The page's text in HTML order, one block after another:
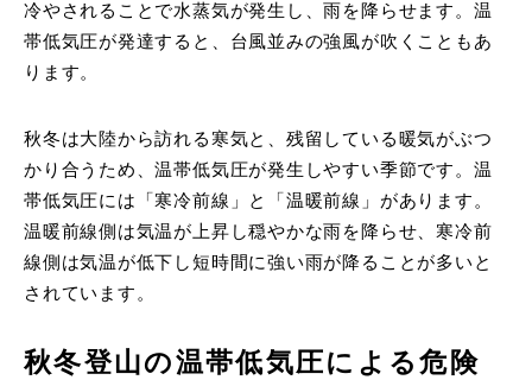
冷やされることで水蒸気が発生し、雨を降らせます。温
帯低気圧が発達すると、台風並みの強風が吹くこともあ
ります。
秋冬は大陸から訪れる寒気と、残留している暖気がぶつ
かり合うため、温帯低気圧が発生しやすい季節です。温
帯低気圧には「寒冷前線」と「温暖前線」があります。
温暖前線側は気温が上昇し穏やかな雨を降らせ、寒冷前
線側は気温が低下し短時間に強い雨が降ることが多いと
されています。
秋冬登山の温帯低気圧による危険